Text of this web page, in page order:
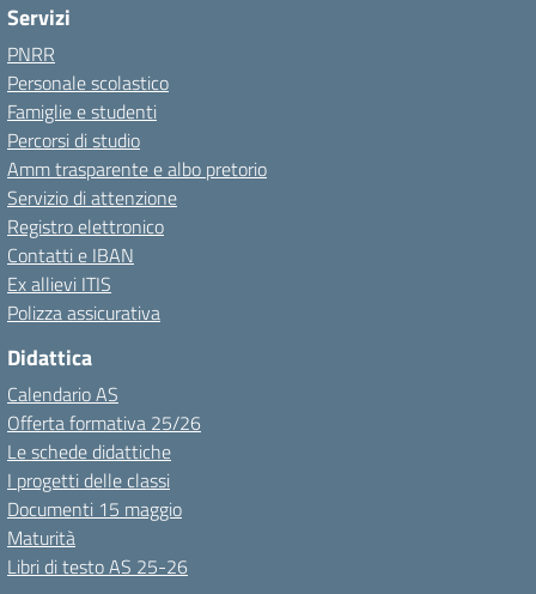
Servizi
PNRR
Personale scolastico
Famiglie e studenti
Percorsi di studio
Amm trasparente e albo pretorio
Servizio di attenzione
Registro elettronico
Contatti e IBAN
Ex allievi ITIS
Polizza assicurativa
Didattica
Calendario AS
Offerta formativa 25/26
Le schede didattiche
I progetti delle classi
Documenti 15 maggio
Maturità
Libri di testo AS 25-26